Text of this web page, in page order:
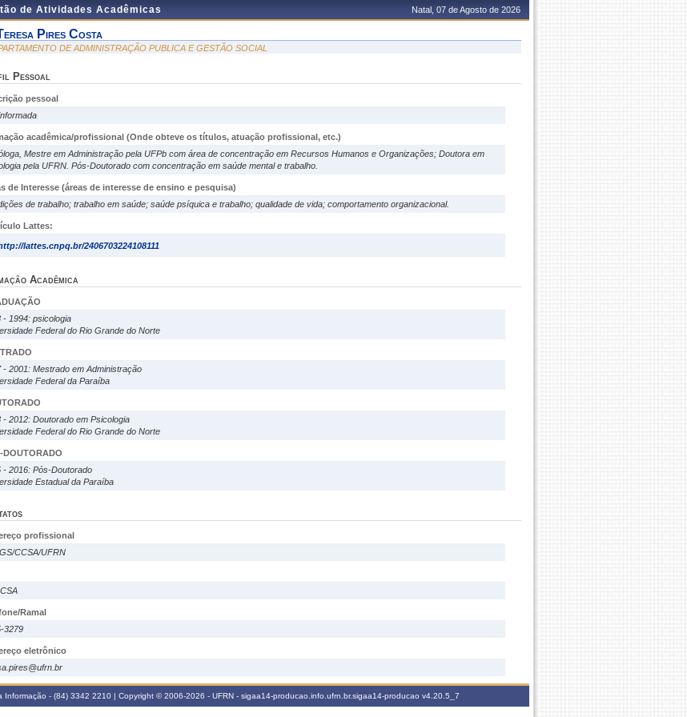
de Atividades Acadêmicas Natal, 07 de Agosto de 2026
Pires Costa
DE ADMINISTRAÇÃO PUBLICA E GESTÃO SOCIAL
Pessoal
pessoal
acadêmica/profissional (Onde obteve os títulos, atuação profissional, etc.)
Mestre em Administração pela UFPb com área de concentração em Recursos Humanos e Organizações; Doutora em
pela UFRN. Pós-Doutorado com concentração em saúde mental e trabalho.
de Interesse (áreas de interesse de ensino e pesquisa)
de trabalho; trabalho em saúde; saúde psíquica e trabalho; qualidade de vida; comportamento organizacional.
Lattes:
lattes.cnpq.br/2406703224108111
Acadêmica
- 1994: psicologia
Federal do Rio Grande do Norte
- 2001: Mestrado em Administração
Federal da Paraíba
- 2012: Doutorado em Psicologia
Federal do Rio Grande do Norte
DOUTORADO
- 2016: Pós-Doutorado
Estadual da Paraíba
profissional
CCSA/UFRN
Ramal
3279
eletrônico
- (84) 3342 2210 | Copyright © 2006-2026 - UFRN - sigaa14-producao.info.ufrn.br.sigaa14-producao v4.20.5_7